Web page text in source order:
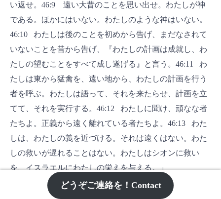
い返せ。46:9 遠い大昔のことを思い出せ。わたしが神
である。ほかにはいない。わたしのような神はいない。
46:10 わたしは後のことを初めから告げ、まだなされて
いないことを昔から告げ、『わたしの計画は成就し、わ
たしの望むことをすべて成し遂げる』と言う。46:11 わ
たしは東から猛禽を、遠い地から、わたしの計画を行う
者を呼ぶ。わたしは語って、それを来たらせ、計画を立
てて、それを実行する。46:12 わたしに聞け、頑なな者
たちよ。正義から遠く離れている者たちよ。46:13 わた
しは、わたしの義を近づける。それは遠くはない。わた
しの救いが遅れることはない。わたしはシオンに救い
を、イスラエルにわたしの栄えを与える。」
どうぞご連絡を！Contact